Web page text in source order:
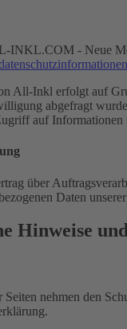
INKL.COM - Neue
All-Inkl erfolgt auf
abgefragt
auf
über
Daten
Hinweise
Seiten nehmen den